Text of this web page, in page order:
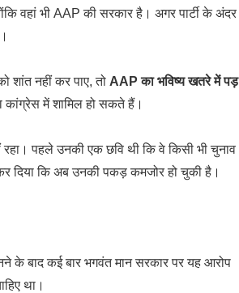
वहां भी AAP की सरकार है। अगर पार्टी के अंदर
शांत नहीं कर पाए, तो AAP का भविष्य खतरे में पड़
कांग्रेस में शामिल हो सकते हैं।
पहले उनकी एक छवि थी कि वे किसी भी चुनाव
दिया कि अब उनकी पकड़ कमजोर हो चुकी है।
के बाद कई बार भगवंत मान सरकार पर यह आरोप
था।